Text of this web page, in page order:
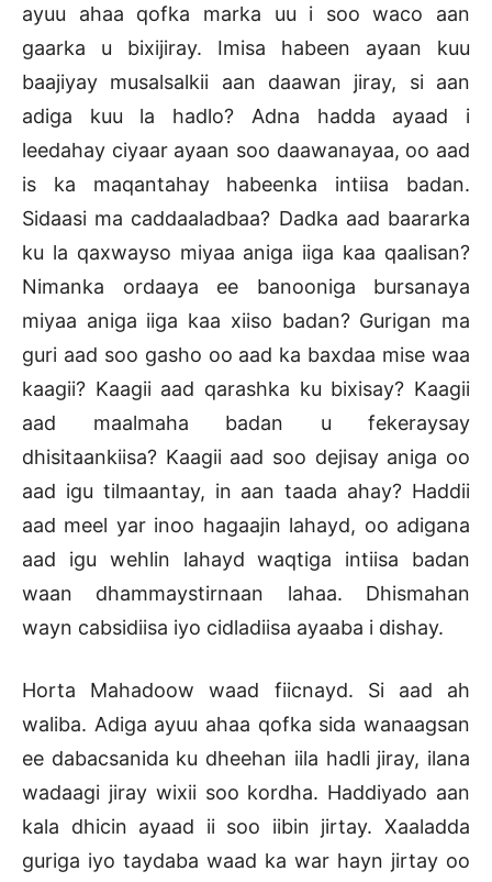
ayuu ahaa qofka marka uu i soo waco aan
gaarka u bixijiray. Imisa habeen ayaan kuu
baajiyay musalsalkii aan daawan jiray, si aan
adiga kuu la hadlo? Adna hadda ayaad i
leedahay ciyaar ayaan soo daawanayaa, oo aad
is ka maqantahay habeenka intiisa badan.
Sidaasi ma caddaaladbaa? Dadka aad baararka
ku la qaxwayso miyaa aniga iiga kaa qaalisan?
Nimanka ordaaya ee banooniga bursanaya
miyaa aniga iiga kaa xiiso badan? Gurigan ma
guri aad soo gasho oo aad ka baxdaa mise waa
kaagii? Kaagii aad qarashka ku bixisay? Kaagii
aad maalmaha badan u fekeraysay
dhisitaankiisa? Kaagii aad soo dejisay aniga oo
aad igu tilmaantay, in aan taada ahay? Haddii
aad meel yar inoo hagaajin lahayd, oo adigana
aad igu wehlin lahayd waqtiga intiisa badan
waan dhammaystirnaan lahaa. Dhismahan
wayn cabsidiisa iyo cidladiisa ayaaba i dishay.
Horta Mahadoow waad fiicnayd. Si aad ah
waliba. Adiga ayuu ahaa qofka sida wanaagsan
ee dabacsanida ku dheehan iila hadli jiray, ilana
wadaagi jiray wixii soo kordha. Haddiyado aan
kala dhicin ayaad ii soo iibin jirtay. Xaaladda
guriga iyo taydaba waad ka war hayn jirtay oo